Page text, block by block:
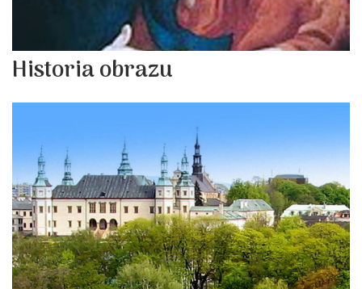
Historia obrazu